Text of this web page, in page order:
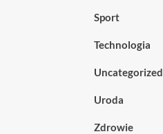
Sport
Technologia
Uncategorized
Uroda
Zdrowie